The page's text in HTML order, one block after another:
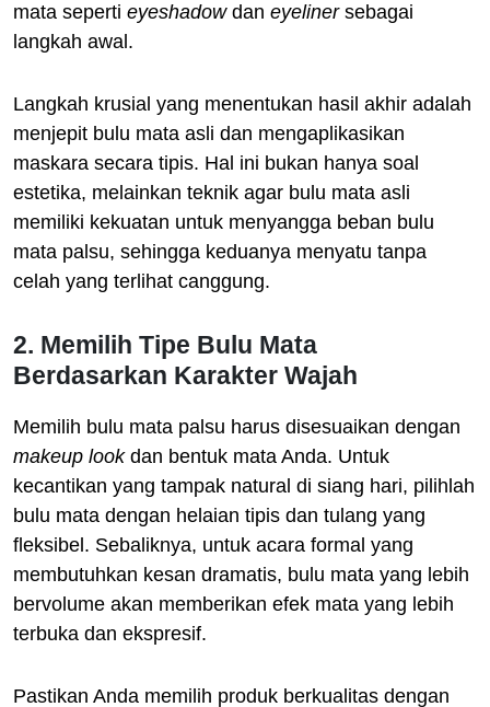
mata seperti eyeshadowdan eyelinersebagai
langkah awal.
Langkah krusial yang menentukan hasil akhir adalah
menjepit bulu mata asli dan mengaplikasikan
maskara secara tipis. Hal ini bukan hanya soal
estetika, melainkan teknik agar bulu mata asli
memiliki kekuatan untuk menyangga beban bulu
mata palsu, sehingga keduanya menyatu tanpa
celah yang terlihat canggung.
2. Memilih Tipe Bulu Mata
Berdasarkan Karakter Wajah
Memilih bulu mata palsu harus disesuaikan dengan
makeup lookdan bentuk mata Anda. Untuk
kecantikan yang tampak natural di siang hari, pilihlah
bulu mata dengan helaian tipis dan tulang yang
fleksibel. Sebaliknya, untuk acara formal yang
membutuhkan kesan dramatis, bulu mata yang lebih
bervolume akan memberikan efek mata yang lebih
terbuka dan ekspresif.
Pastikan Anda memilih produk berkualitas dengan